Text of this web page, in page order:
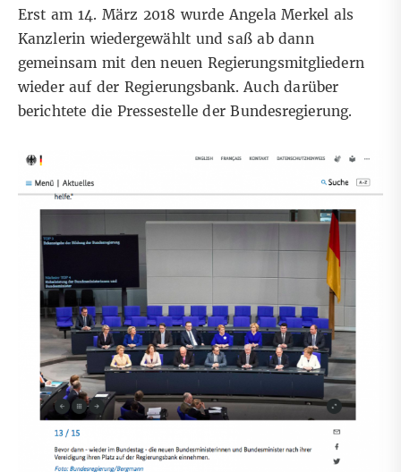
Erst am 14. März 2018 wurde Angela Merkel als
Kanzlerin wiedergewählt und saß ab dann
gemeinsam mit den neuen Regierungsmitgliedern
wieder auf der Regierungsbank. Auch darüber
berichtete die Pressestelle der Bundesregierung.